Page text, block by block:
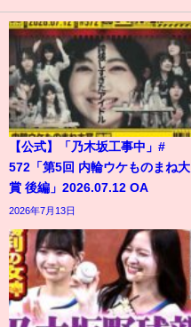
【公式】「乃木坂工事中」#
572「第5回 内輪ウケものまね大
賞 後編」2026.07.12 OA
2026年7月13日